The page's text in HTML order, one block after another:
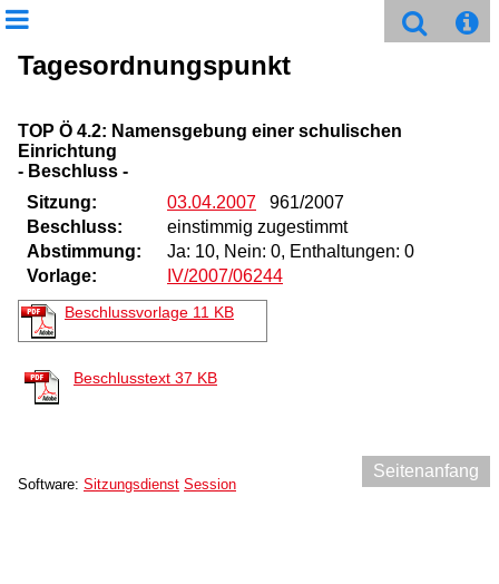
Tagesordnungspunkt
TOP Ö 4.2: Namensgebung einer schulischen
Einrichtung
- Beschluss -
Sitzung:
03.04.2007 961/2007
Beschluss:
einstimmig zugestimmt
Abstimmung:
Ja: 10, Nein: 0, Enthaltungen: 0
Vorlage:
IV/2007/06244
Beschlussvorlage 11 KB
Beschlusstext 37 KB
Seitenanfang
Software: Sitzungsdienst Session